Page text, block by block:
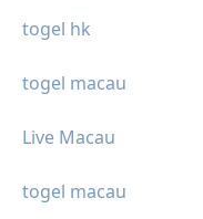
togel hk
togel macau
Live Macau
togel macau